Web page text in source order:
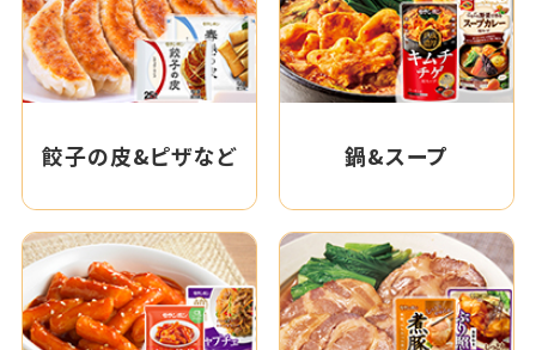
餃子の皮&ピザなど 鍋&スープ